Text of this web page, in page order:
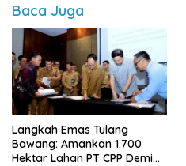
Baca Juga
Langkah Emas Tulang
Bawang: Amankan 1.700
Hektar Lahan PT CPP Demi